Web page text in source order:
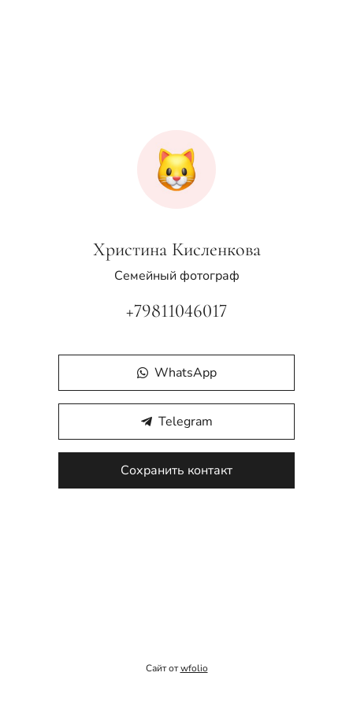
Христина Кисленкова
Семейный фотограф
+79811046017
WhatsApp
Telegram
Сохранить контакт
Сайт отwfolio